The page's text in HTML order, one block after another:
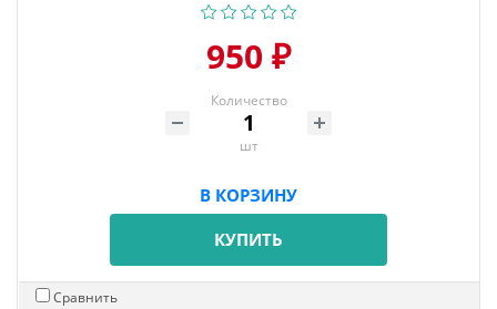
950 ₽
Количество
шт
В КОРЗИНУ
КУПИТЬ
Сравнить